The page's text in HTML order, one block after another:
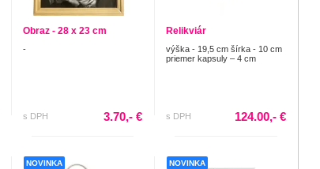
Obraz - 28 x 23 cm
-
s DPH 3.70,- €
Relikviár
výška - 19,5 cm šírka - 10 cm
priemer kapsuly – 4 cm
s DPH 124.00,- €
NOVINKA NOVINKA